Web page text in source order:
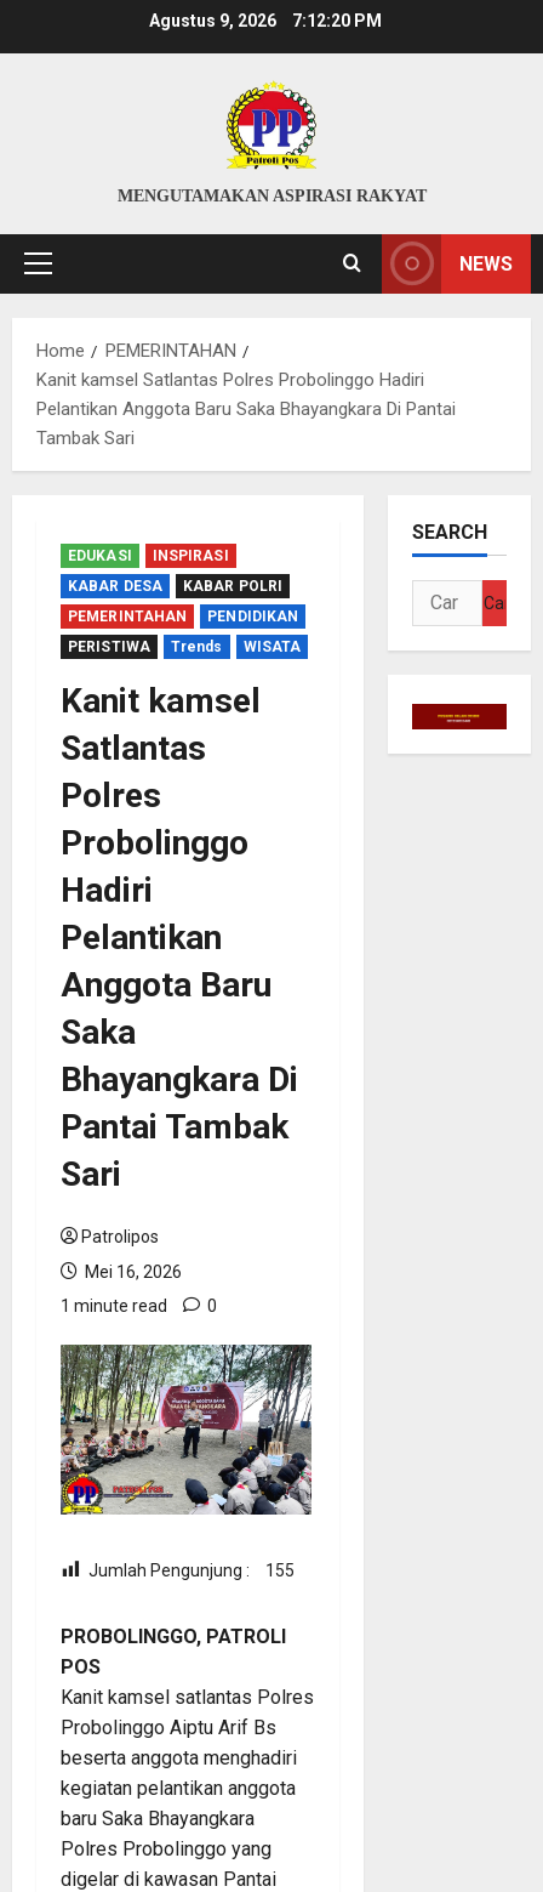
Agustus 9, 2026 7:12:21 PM
MENGUTAMAKAN ASPIRASI RAKYAT
Primary
NEWS
Home
PEMERINTAHAN
Kanit kamsel Satlantas Polres Probolinggo Hadiri
Pelantikan Anggota Baru Saka Bhayangkara Di Pantai
Tambak Sari
EDUKASI
INSPIRASI
KABAR DESA
KABAR POLRI
PEMERINTAHAN
PENDIDIKAN
PERISTIWA
Trends WISATA
Kanit kamsel
Satlantas
Polres
Probolinggo
Hadiri
Pelantikan
Anggota Baru
Saka
Bhayangkara Di
Pantai Tambak
Sari
Patrolipos
Mei 16, 2026
1 minute read
0
Jumlah Pengunjung : 155
PROBOLINGGO, PATROLI
POS
Kanit kamsel satlantas Polres
Probolinggo Aiptu Arif Bs
beserta anggota menghadiri
kegiatan pelantikan anggota
baru Saka Bhayangkara
Polres Probolinggo yang
digelar di kawasan Pantai
SEARCH
Cari
untuk: